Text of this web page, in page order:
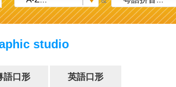
studio
語口形 英語口形